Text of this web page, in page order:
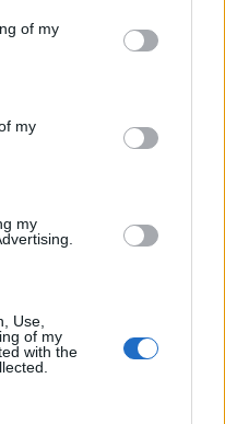
You may click to
its third-party tags to
in below Google
of my
my
my
Use,
of my
with the
La Fontana
1